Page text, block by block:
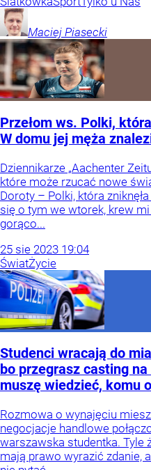
Maciej Piasecki
Przełom ws. Polki,
W domu jej męża
Dziennikarze „Aachenter
które może rzucać nowe
Doroty – Polki, która
się o tym we wtorek, krew mi
gorąco...
25 sie 2023 19:04
ŚwiatŻycie
Studenci wracają do
bo przegrasz casting
muszę wiedzieć, komu
Rozmowa o wynajęciu
negocjacje handlowe
warszawska studentka. Tyle
mają prawo wyrazić zdanie,